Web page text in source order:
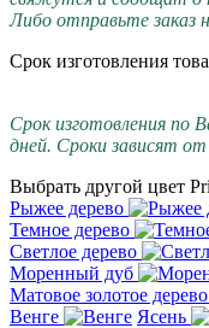
Либо отправьте заказ
Срок изготовления
Срок изготовления по
дней. Сроки зависят
Выбрать другой цвет
Рыжее дерево
Темное дерево
Светлое дерево
Моренный дуб
Матовое золотое дерево
Венге
Ясень